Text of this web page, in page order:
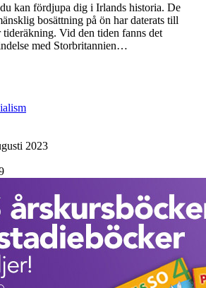
kan fördjupa dig i Irlands historia. De
bosättning på ön har daterats till
Vid den tiden fanns det
med Storbritannien…
2023